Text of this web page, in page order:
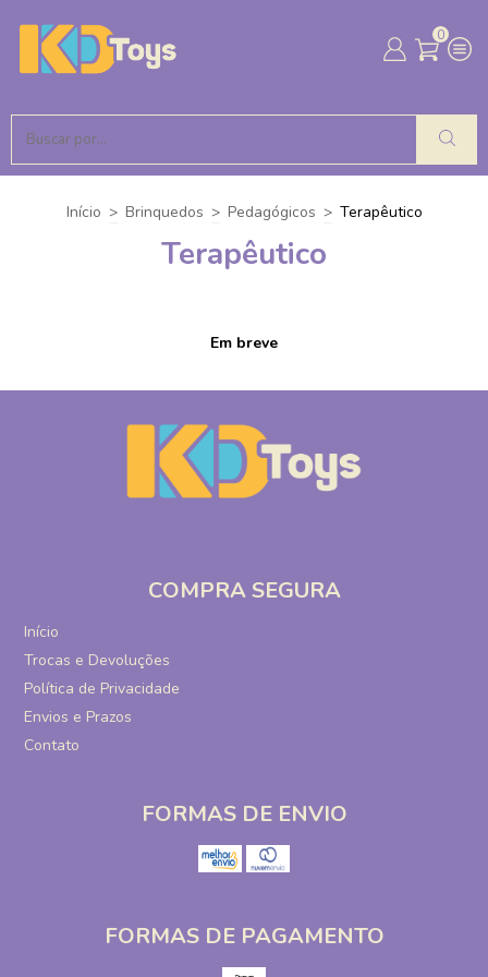
0
Início > Brinquedos > Pedagógicos > Terapêutico
Terapêutico
Em breve
COMPRA SEGURA
Início
Trocas e Devoluções
Política de Privacidade
Envios e Prazos
Contato
FORMAS DE ENVIO
FORMAS DE PAGAMENTO